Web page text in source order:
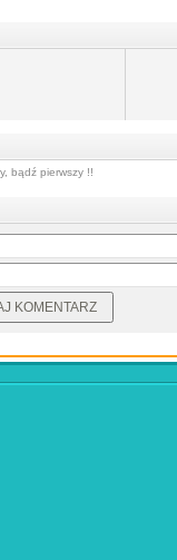
bądź pierwszy !!